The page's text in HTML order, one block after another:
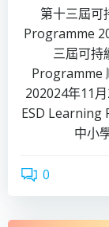
第十三屆可
Programme
三屆可持
Programme
202024年11
ESD Learning
中小
0